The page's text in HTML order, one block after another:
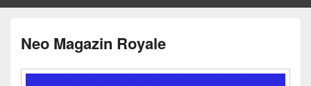
Neo Magazin Royale